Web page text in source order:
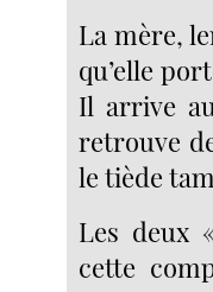
La mère,
qu’elle
Il arrive
retrouve
le tiède
Les deux
cette